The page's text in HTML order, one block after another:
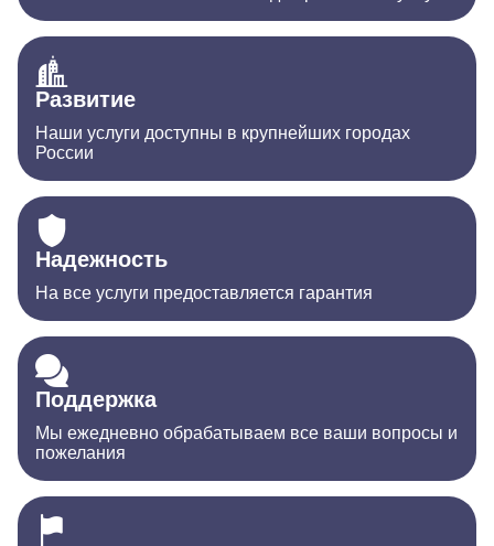
Развитие
Наши услуги доступны в крупнейших городах
России
Надежность
На все услуги предоставляется гарантия
Поддержка
Мы ежедневно обрабатываем все ваши вопросы и
пожелания